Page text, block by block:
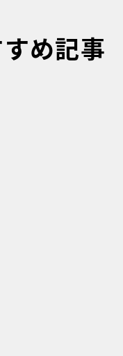
め記事